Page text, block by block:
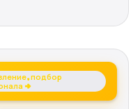
подбор
→